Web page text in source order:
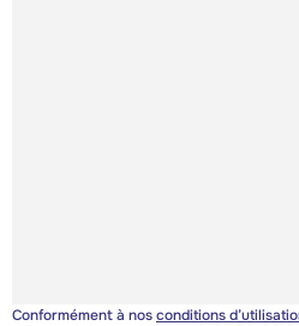
Conformément à nosconditions